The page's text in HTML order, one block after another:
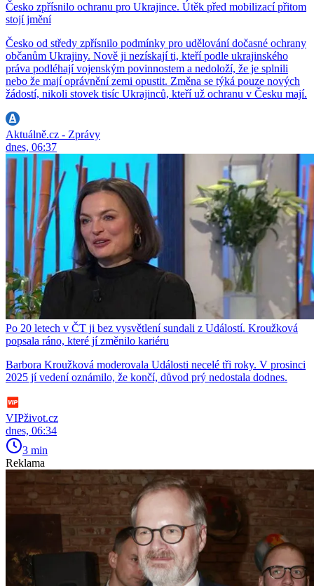
Česko zpřísnilo ochranu pro Ukrajince. Útěk před mobilizací přitom
stojí jmění
Česko od středy zpřísnilo podmínky pro udělování dočasné ochrany
občanům Ukrajiny. Nově ji nezískají ti, kteří podle ukrajinského
práva podléhají vojenským povinnostem a nedoloží, že je splnili
nebo že mají oprávnění zemi opustit. Změna se týká pouze nových
žádostí, nikoli stovek tisíc Ukrajinců, kteří už ochranu v Česku mají.
Aktuálně.cz - Zprávy
dnes, 06:37
Po 20 letech v ČT ji bez vysvětlení sundali z Událostí. Kroužková
popsala ráno, které jí změnilo kariéru
Barbora Kroužková moderovala Události necelé tři roky. V prosinci
2025 jí vedení oznámilo, že končí, důvod prý nedostala dodnes.
VIPživot.cz
dnes, 06:34
3 min
Reklama